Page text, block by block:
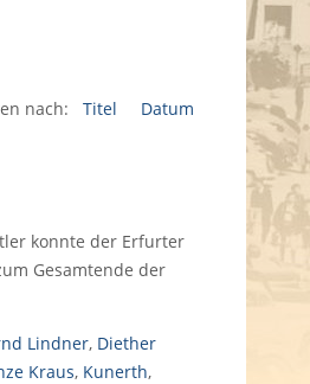
nach: Titel Datum
konnte der Erfurter
Gesamtende der
Lindner, Diether
Kraus, Kunerth,